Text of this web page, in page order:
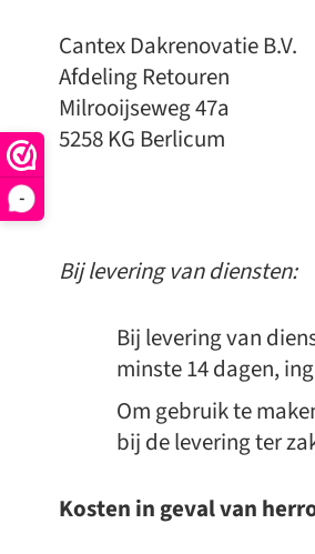
-
Cantex Dakrenovatie B.V.
Afdeling Retouren
Milrooijseweg 47a
5258 KG Berlicum
Bij levering van diensten:
Bij levering van
minste 14 dagen,
Om gebruik te
bij de levering ter
Kosten in geval van